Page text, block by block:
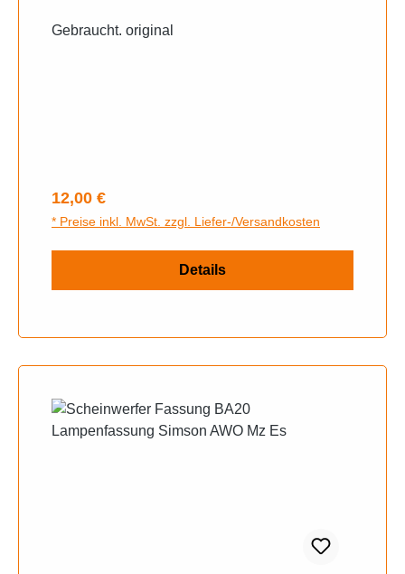
Gebraucht. original
Regulärer Preis:
12,00 €
* Preise inkl. MwSt. zzgl. Liefer-/Versandkosten
Details